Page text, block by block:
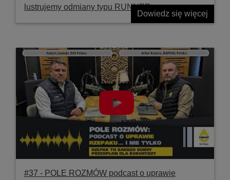
lustrujemy odmiany typu RUNNER
Dowiedz się więcej
#37 ‐ POLE ROZMÓW podcast o uprawie